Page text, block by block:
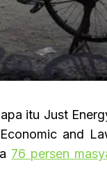
itu Just
and
76 persen